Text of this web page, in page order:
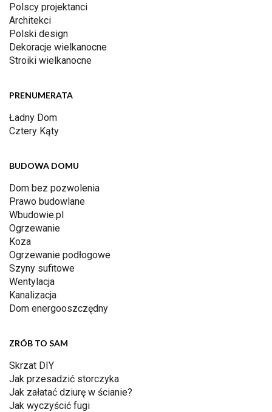
Polscy projektanci
Architekci
Polski design
Dekoracje wielkanocne
Stroiki wielkanocne
PRENUMERATA
Ładny Dom
Cztery Kąty
BUDOWA DOMU
Dom bez pozwolenia
Prawo budowlane
Wbudowie.pl
Ogrzewanie
Koza
Ogrzewanie podłogowe
Szyny sufitowe
Wentylacja
Kanalizacja
Dom energooszczędny
ZRÓB TO SAM
Skrzat DIY
Jak przesadzić storczyka
Jak załatać dziurę w ścianie?
Jak wyczyścić fugi